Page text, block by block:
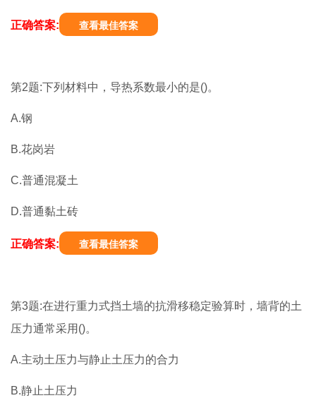
正确答案: 查看最佳答案
第2题:下列材料中，导热系数最小的是()。
A.钢
B.花岗岩
C.普通混凝土
D.普通黏土砖
正确答案: 查看最佳答案
第3题:在进行重力式挡土墙的抗滑移稳定验算时，墙背的土
压力通常采用()。
A.主动土压力与静止土压力的合力
B.静止土压力